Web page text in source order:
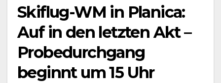
Skiflug-WM in Planica:
Auf in den letzten Akt –
Probedurchgang
beginnt um 15 Uhr